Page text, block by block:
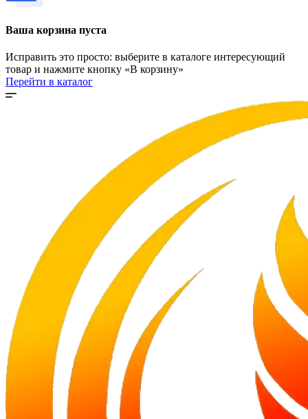
Ваша корзина пуста
Исправить это просто: выберите в каталоге интересующий
товар и нажмите кнопку «В корзину»
Перейти в каталог